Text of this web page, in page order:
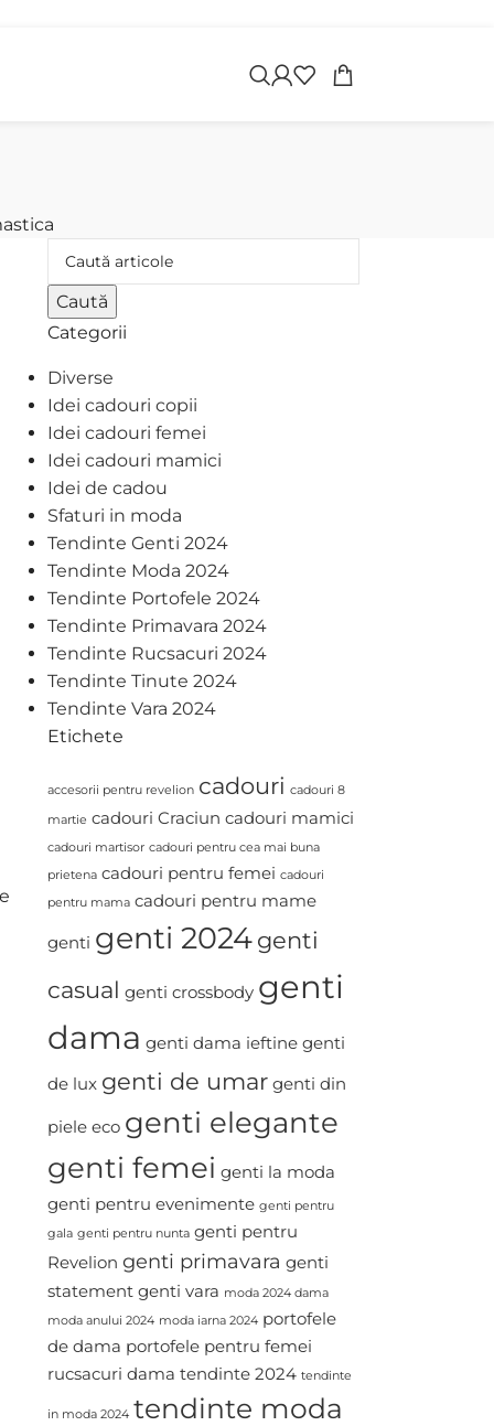
Caută
Categorii
Diverse
Idei cadouri copii
Idei cadouri femei
Idei cadouri mamici
Idei de cadou
Sfaturi in moda
Tendinte Genti 2024
Tendinte Moda 2024
Tendinte Portofele 2024
Tendinte Primavara 2024
Tendinte Rucsacuri 2024
Tendinte Tinute 2024
Tendinte Vara 2024
Etichete
accesorii pentru revelion cadouri cadouri 8
martie cadouri Craciun cadouri mamici
cadouri martisor cadouri pentru cea mai buna
prietena cadouri pentru femei cadouri
pentru mama cadouri pentru mame
genti genti 2024 genti
casual genti crossbody genti
dama genti dama ieftine genti
de lux genti de umar genti din
piele eco genti elegante
genti femei genti la moda
genti pentru evenimente genti pentru
gala genti pentru nunta genti pentru
Revelion genti primavara genti
statement genti vara moda 2024 dama
moda anului 2024 moda iarna 2024 portofele
de dama portofele pentru femei
rucsacuri dama tendinte 2024 tendinte
in moda 2024 tendinte moda